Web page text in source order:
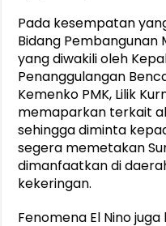
Pada kesempatan
Bidang Pembangunan
yang diwakili oleh
Penanggulangan
Kemenko PMK, Lilik
memaparkan terkait
sehingga diminta
segera memetakan
dimanfaatkan di
kekeringan.
Fenomena El Nino